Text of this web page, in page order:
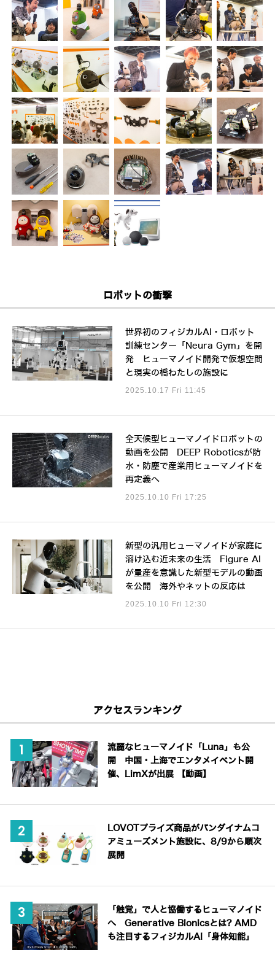
ロボットの衝撃
世界初のフィジカルAI・ロボット
訓練センター「Neura Gym」を開
発 ヒューマノイド開発で仮想空間
と現実の橋わたしの施設に
2025.10.17 Fri 11:45
全天候型ヒューマノイドロボットの
動画を公開 DEEP Roboticsが防
水・防塵で産業用ヒューマノイドを
再定義へ
2025.10.10 Fri 17:25
新型の汎用ヒューマノイドが家庭に
溶け込む近未来の生活 Figure AI
が量産を意識した新型モデルの動画
を公開 海外やネットの反応は
2025.10.10 Fri 12:30
アクセスランキング
流麗なヒューマノイド「Luna」も公
開 中国・上海でエンタメイベント開
催、LimXが出展 【動画】
LOVOTプライズ商品がバンダイナムコ
アミューズメント施設に、8/9から順次
展開
「触覚」で人と協働するヒューマノイド
へ Generative Bionicsとは? AMD
も注目するフィジカルAI「身体知能」